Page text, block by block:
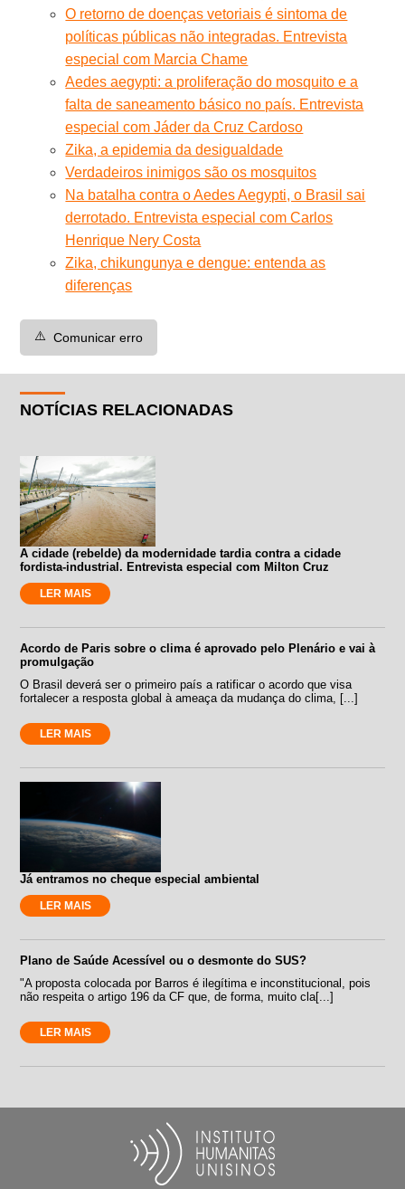
O retorno de doenças vetoriais é sintoma de
políticas públicas não integradas. Entrevista
especial com Marcia Chame
Aedes aegypti: a proliferação do mosquito e a
falta de saneamento básico no país. Entrevista
especial com Jáder da Cruz Cardoso
Zika, a epidemia da desigualdade
Verdadeiros inimigos são os mosquitos
Na batalha contra o Aedes Aegypti, o Brasil sai
derrotado. Entrevista especial com Carlos
Henrique Nery Costa
Zika, chikungunya e dengue: entenda as
diferenças
⚠️ Comunicar erro
NOTÍCIAS RELACIONADAS
A cidade (rebelde) da modernidade tardia contra a cidade
fordista-industrial. Entrevista especial com Milton Cruz
LER MAIS
Acordo de Paris sobre o clima é aprovado pelo Plenário e vai à
promulgação
O Brasil deverá ser o primeiro país a ratificar o acordo que visa
fortalecer a resposta global à ameaça da mudança do clima, [...]
LER MAIS
Já entramos no cheque especial ambiental
LER MAIS
Plano de Saúde Acessível ou o desmonte do SUS?
"A proposta colocada por Barros é ilegítima e inconstitucional, pois
não respeita o artigo 196 da CF que, de forma, muito cla[...]
LER MAIS